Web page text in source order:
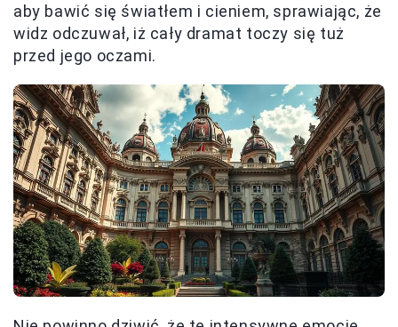
aby bawić się światłem i cieniem, sprawiając, że
widz odczuwał, iż cały dramat toczy się tuż
przed jego oczami.